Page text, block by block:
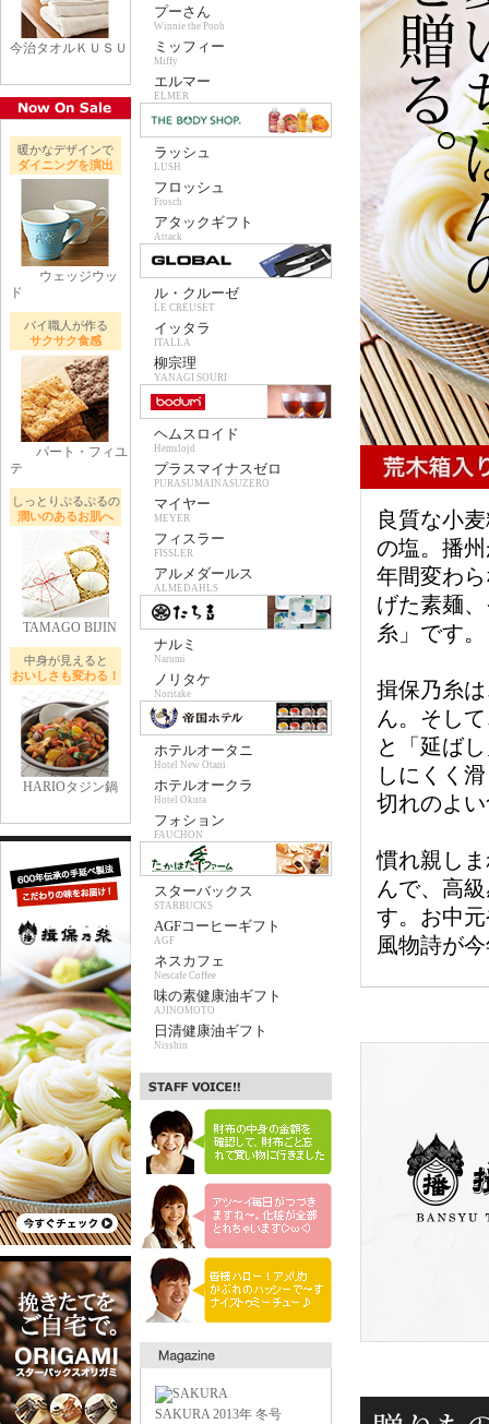
今治タオルＫＵＳＵ
暖かなデザインで
ダイニングを演出
ウェッジウッ
ド
パイ職人が作る
サクサク食感
パート・フィユ
テ
しっとりぷるぷるの
潤いのあるお肌へ
TAMAGO BIJIN
中身が見えると
おいしさも変わる！
HARIOタジン鍋
プーさん
Winnie the Pooh
ミッフィー
Miffy
エルマー
ELMER
ラッシュ
LUSH
フロッシュ
Frosch
アタックギフト
Attack
ル・クルーゼ
LE CREUSET
イッタラ
ITALLA
柳宗理
YANAGI SOURI
ヘムスロイド
Hemslojd
プラスマイナスゼロ
PURASUMAINASUZERO
マイヤー
MEYER
フィスラー
FISSLER
アルメダールス
ALMEDAHLS
ナルミ
Narumi
ノリタケ
Noritake
ホテルオータニ
Hotel New Otani
ホテルオークラ
Hotel Okura
フォション
FAUCHON
スターバックス
STARBUCKS
AGFコーヒーギフト
AGF
ネスカフェ
Nescafe Coffee
味の素健康油ギフト
AJINOMOTO
日清健康油ギフト
Nisshin
SAKURA 2013年 冬号
良質な小
の塩。播
年間変わ
げた素麺
糸」です。
揖保乃糸
ん。そし
と「延ば
しにくく
切れのよ
慣れ親し
んで、高
す。お中
風物詩が